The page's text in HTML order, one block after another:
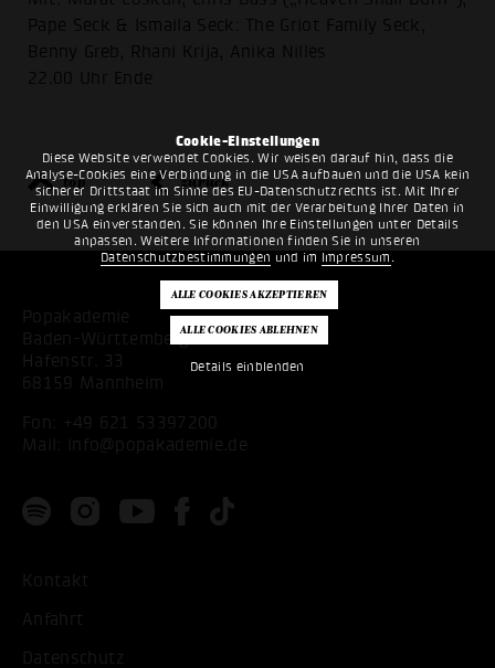
Cookie-Einstellungen
Diese Website verwendet Cookies. Wir weisen darauf hin, dass die
Analyse-Cookies eine Verbindung in die USA aufbauen und die USA kein
sicherer Drittstaat im Sinne des EU-Datenschutzrechts ist. Mit Ihrer
Einwilligung erklären Sie sich auch mit der Verarbeitung Ihrer Daten in
den USA einverstanden. Sie können Ihre Einstellungen unter Details
anpassen. Weitere Informationen finden Sie in unseren
Datenschutzbestimmungen und im Impressum .
Details einblenden
Pape Seck & Ismaila Seck: The Griot Family Seck,
Benny Greb, Rhani Krija, Anika Nilles
22.00 Uhr Ende
top zurück
Popakademie
Baden-Württemberg
Hafenstr. 33
68159 Mannheim
Fon:
+49 621 53397200
Mail:
info@popakademie.de
Kontakt
Anfahrt
Datenschutz